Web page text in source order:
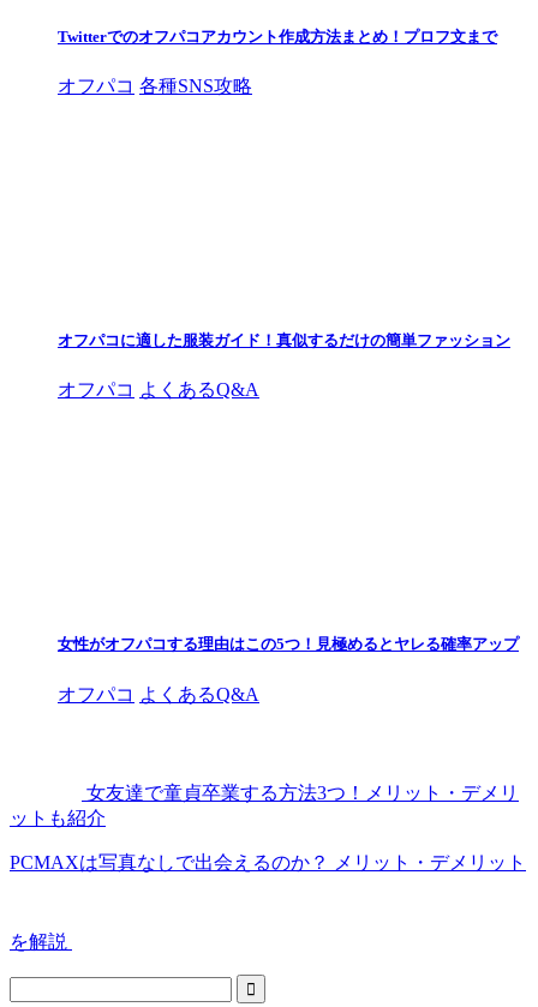
Twitterでのオフパコアカウント作成方法まとめ！プロフ文まで
オフパコ 各種SNS攻略
オフパコに適した服装ガイド！真似するだけの簡単ファッション
オフパコ よくあるQ&A
女性がオフパコする理由はこの5つ！見極めるとヤレる確率アップ
オフパコ よくあるQ&A
女友達で童貞卒業する方法3つ！メリット・デメリ
ットも紹介
PCMAXは写真なしで出会えるのか？ メリット・デメリット
を解説